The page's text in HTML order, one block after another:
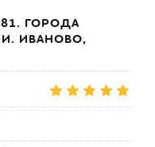
ГОРОДА
ИВАНОВО,